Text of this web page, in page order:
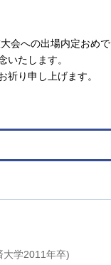
会への出場内定おめ
いたします。
り申し上げます。
大学2011年卒)